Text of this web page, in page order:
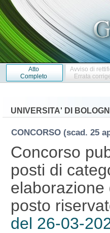
Atto
Completo
Avviso di
Errata
UNIVERSITA' DI
CONCORSO (scad. 25
Concorso
posti di
posto
del 26-03-